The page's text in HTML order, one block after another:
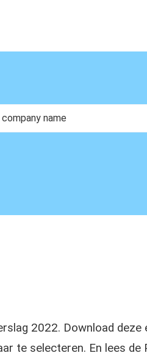
2022. Download deze
te selecteren. En lees de